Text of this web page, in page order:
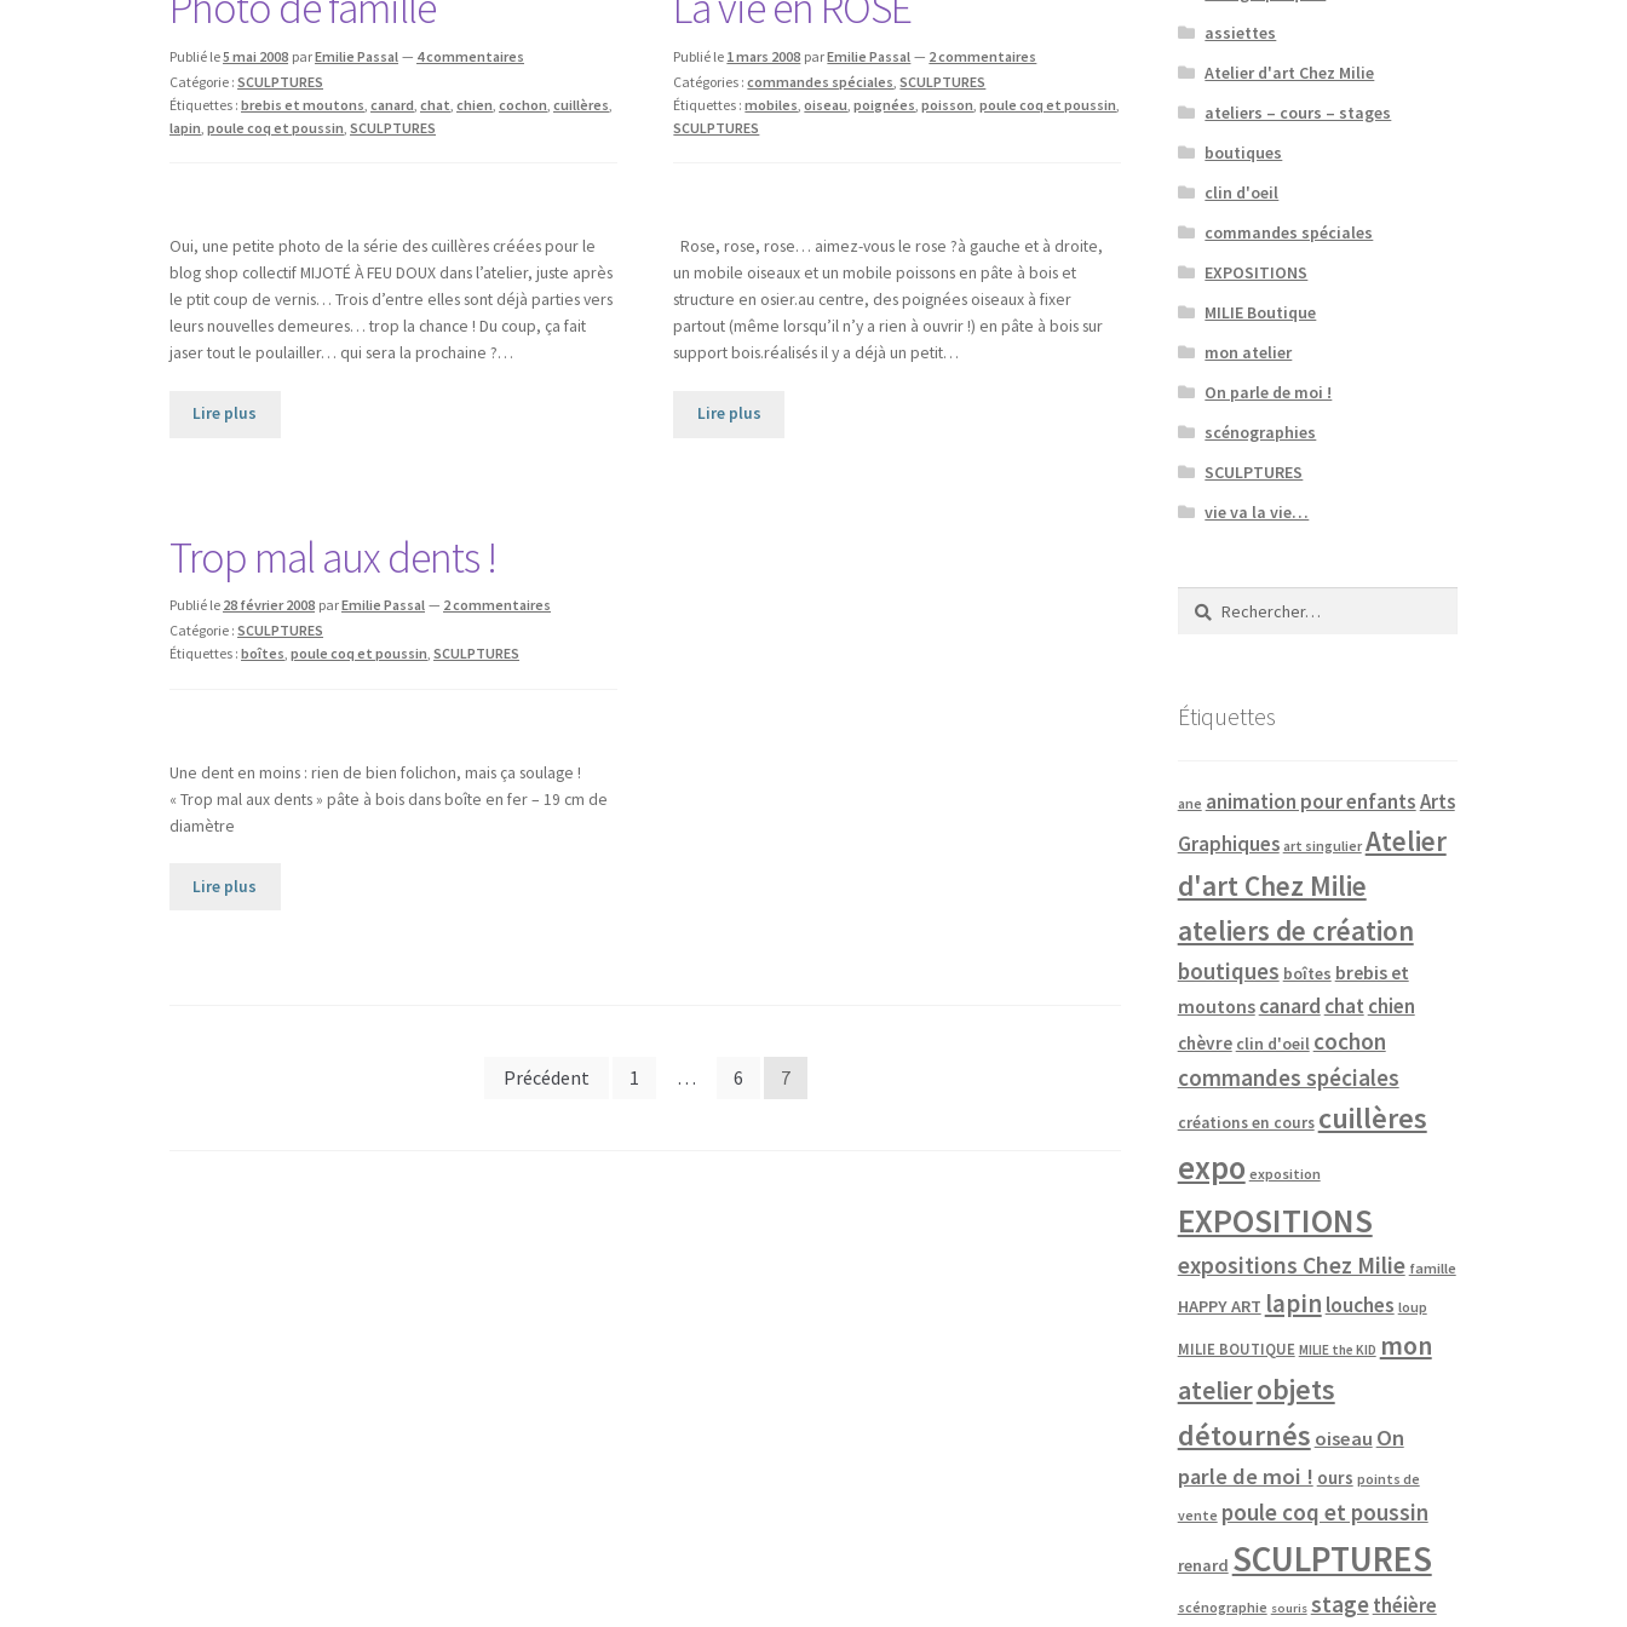
Publié le5 mai 2008 parEmilie Passal — 4 commentaires
Catégorie :SCULPTURES
Étiquettes :brebis et moutons ,canard ,chat ,chien ,cochon ,cuillères
lapin ,poule coq et poussin ,SCULPTURES
Oui, une petite photo de la série des cuillères créées pour le
blog shop collectif MIJOTÉ À FEU DOUX dans l’atelier, juste après
le ptit coup de vernis… Trois d’entre elles sont déjà parties vers
leurs nouvelles demeures… trop la chance ! Du coup, ça fait
jaser tout le poulailler… qui sera la prochaine ?…
Lire plus
Publié le 1 mars 2008 parEmilie Passal — 2 commentaires
Catégories :commandes spéciales ,SCULPTURES
Étiquettes :mobiles ,oiseau ,poignées ,poisson ,poule coq et poussin
SCULPTURES
Rose, rose, rose… aimez-vous le rose ?à gauche et à droite,
un mobile oiseaux et un mobile poissons en pâte à bois et
structure en osier.au centre, des poignées oiseaux à fixer
partout (même lorsqu’il n’y a rien à ouvrir !) en pâte à bois sur
support bois.réalisés il y a déjà un petit…
Lire plus
Trop mal aux dents !
Publié le 28 février 2008 parEmilie Passal — 2 commentaires
Catégorie :SCULPTURES
Étiquettes :boîtes,poule coq et poussin,SCULPTURES
Une dent en moins : rien de bien folichon, mais ça soulage !
« Trop mal aux dents » pâte à bois dans boîte en fer – 19 cm de
diamètre
Lire plus
Précédent 1 … 6 7
assiettes
Atelier d'art Chez Milie
ateliers – cours – stages
boutiques
clin d'oeil
commandes spéciales
EXPOSITIONS
MILIE Boutique
mon atelier
On parle de moi !
scénographies
SCULPTURES
vie va la vie…
Rechercher :
Étiquettes
ane animation pour enfantsArts
Graphiques art singulier Atelier
d'art Chez Milie
ateliers de création
boutiques boîtes brebis et
moutons canard chat chien
chèvre clin d'oeil cochon
commandes spéciales
créations en cours cuillères
expo exposition
EXPOSITIONS
expositions Chez Milie famille
HAPPY ART lapin louches loup
MILIE BOUTIQUE MILIE the KID mon
atelierobjets
détournés oiseau On
parle de moi ! ours points de
vente poule coq et poussin
renard SCULPTURES
scénographie souris stagethéière